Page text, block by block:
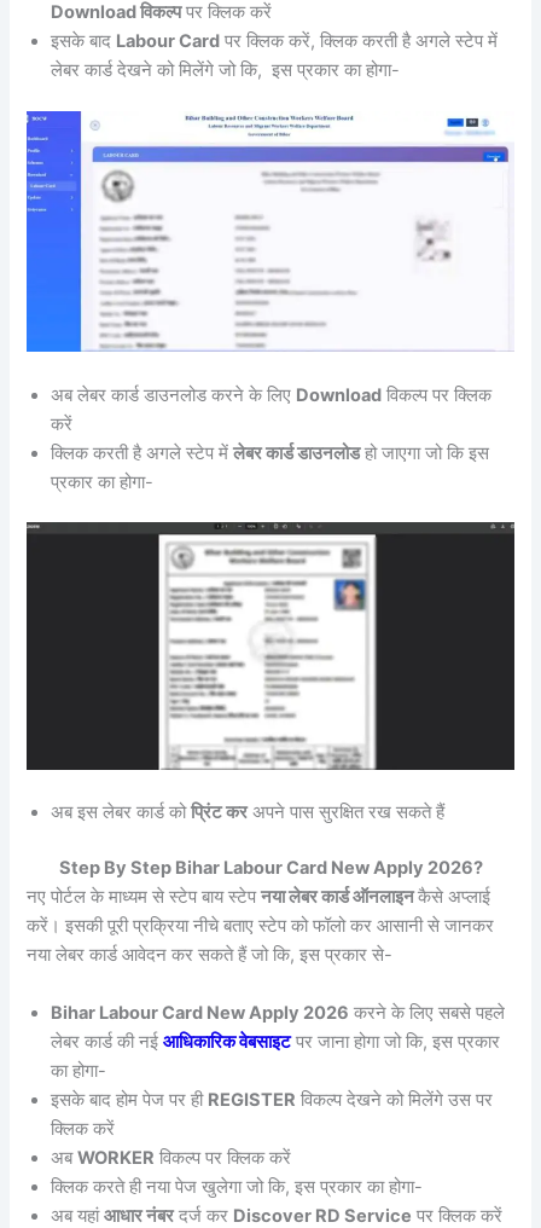
Download विकल्पपर क्लिक करें
इसके बाद Labour Card पर क्लिक करें, क्लिक करती है अगले स्टेप में
लेबर कार्ड देखने को मिलेंगे जो कि, इस प्रकार का होगा-
अब लेबर कार्ड डाउनलोड करने के लिए Download विकल्प पर क्लिक
करें
क्लिक करती है अगले स्टेप मेंलेबर कार्ड डाउनलोडहो जाएगा जो कि इस
प्रकार का होगा-
अब इस लेबर कार्ड कोप्रिंट करअपने पास सुरक्षित रख सकते हैं
Step By Step Bihar Labour Card New Apply 2026?
नए पोर्टल के माध्यम से स्टेप बाय स्टेपनया लेबर कार्ड ऑनलाइनकैसे अप्लाई
करें। इसकी पूरी प्रक्रिया नीचे बताए स्टेप को फॉलो कर आसानी से जानकर
नया लेबर कार्ड आवेदन कर सकते हैं जो कि, इस प्रकार से-
Bihar Labour Card New Apply 2026 करने के लिए सबसे पहले
लेबर कार्ड की नईआधिकारिक वेबसाइटपर जाना होगा जो कि, इस प्रकार
का होगा-
इसके बाद होम पेज पर ही REGISTER विकल्प देखने को मिलेंगे उस पर
क्लिक करें
अबWORKER विकल्प पर क्लिक करें
क्लिक करते ही नया पेज खुलेगा जो कि, इस प्रकार का होगा-
अब यहांआधार नंबरदर्ज कर Discover RD Service पर क्लिक करें